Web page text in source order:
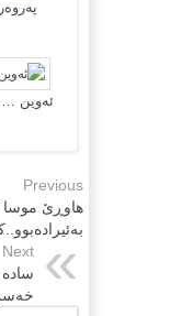
ئەوین
Previous
هاوڕێ موسا
Next